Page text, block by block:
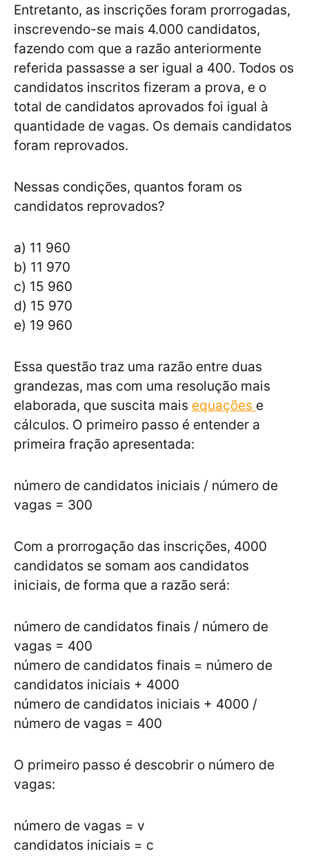
Entretanto, as inscrições foram prorrogadas,
inscrevendo-se mais 4.000 candidatos,
fazendo com que a razão anteriormente
referida passasse a ser igual a 400. Todos os
candidatos inscritos fizeram a prova, e o
total de candidatos aprovados foi igual à
quantidade de vagas. Os demais candidatos
foram reprovados.
Nessas condições, quantos foram os
candidatos reprovados?
a) 11 960
b) 11 970
c) 15 960
d) 15 970
e) 19 960
Essa questão traz uma razão entre duas
grandezas, mas com uma resolução mais
elaborada, que suscita mais equações e
cálculos. O primeiro passo é entender a
primeira fração apresentada:
número de candidatos iniciais / número de
vagas = 300
Com a prorrogação das inscrições, 4000
candidatos se somam aos candidatos
iniciais, de forma que a razão será:
número de candidatos finais / número de
vagas = 400
número de candidatos finais = número de
candidatos iniciais + 4000
número de candidatos iniciais + 4000 /
número de vagas = 400
O primeiro passo é descobrir o número de
vagas:
número de vagas = v
candidatos iniciais = c